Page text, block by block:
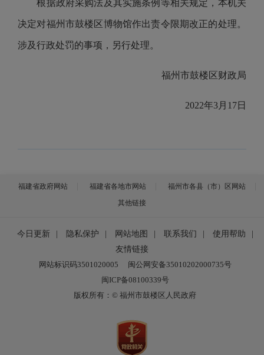
根据政府采购法及其实施条例等相关规定，本机关
决定对福州市鼓楼区博物馆作出责令限期改正的处理。
涉及行政处罚的事项，另行处理。
福州市鼓楼区财政局
2022年3月17日
福建省政府网站 福建省各地市网站
福州市各县（市）区网站
其他链接
今日更新 隐私保护 网站地图 联系我们 使用帮助
友情链接
网站标识码3501020005
闽公网安备35010202000735号
闽ICP备08100339号
版权所有：© 福州市鼓楼区人民政府